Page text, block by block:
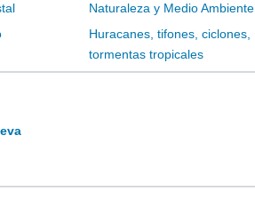
Naturaleza y Medio Ambiente
Huracanes, tifones, ciclones,
tormentas tropicales